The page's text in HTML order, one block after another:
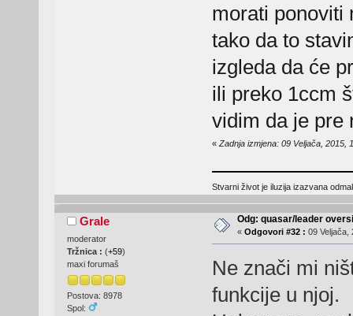
morati ponoviti
tako da to
izgleda da će
ili preko 1ccm
vidim da je pre
« Zadnja izmjena: 09 Veljača, 2015,
Stvarni život je iluzija izazvana
Grale
moderator
Tržnica : (+59)
maxi forumaš
Postova: 8978
Spol:
Odg: quasar/leader
« Odgovori #32 : 09 Veljača,
Ne znači mi
funkcije u njoj.